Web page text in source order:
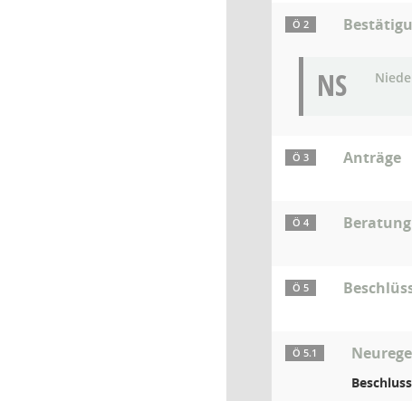
Ö 2
NS
Ö 3 Anträge
Ö 4
Ö 5
Ö 5.1